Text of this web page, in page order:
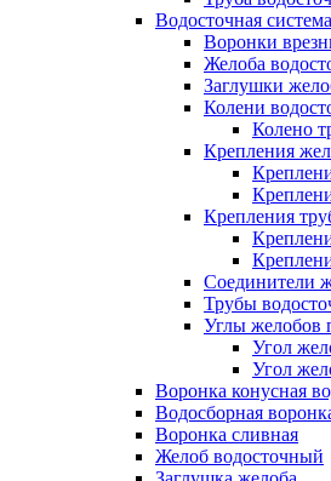
Водосточная
Воронки
Желоба
Заглушки
Колени
Колено
Крепления
Крепления
Соединители
Трубы
Углы желобов
Угол
Угол
Воронка конусная
Водосборная
Воронка сливная
Желоб водосточный